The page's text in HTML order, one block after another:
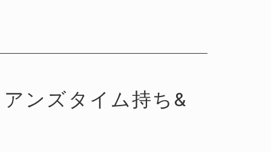
ンズタイム持ち&